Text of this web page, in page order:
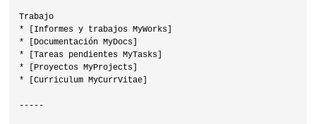
Trabajo
* [Informes y trabajos MyWorks]
* [Documentación MyDocs]
* [Tareas pendientes MyTasks]
* [Proyectos MyProjects]
* [Curriculum MyCurrVitae]
-----